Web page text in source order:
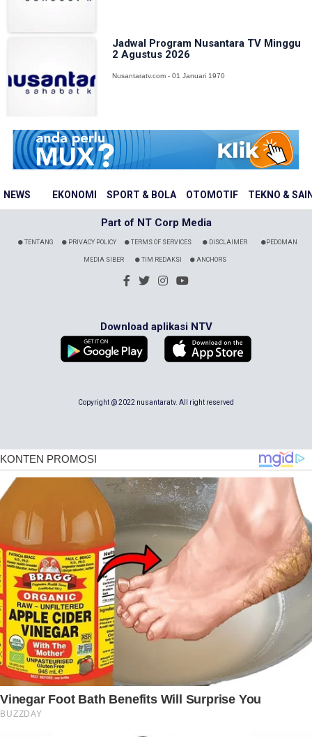
NEWS EKONOMI SPORT & BOLA OTOMOTIF TEKNO &
Jadwal Program Nusantara TV Minggu
2 Agustus 2026
Nusantaratv.com - 01 Januari 1970
Part of NT Corp Media
TENTANG PRIVACY POLICY TERMS OF SERVICES DISCLAIMER PEDOMAN
MEDIA SIBER TIM REDAKSI ANCHORS
Download aplikasi NTV
Copyright @ 2022 nusantaratv. All right reserved